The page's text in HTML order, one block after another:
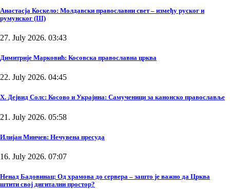
Анастасја Коскело: Молдавски православни свет – између руског и
румунског (III)
27. July 2026. 03:43
Димитрије Марковић: Косовска православна црква
22. July 2026. 04:45
Х. Дејвид Солс: Косово и Украјина: Самученици за канонско православље
21. July 2026. 05:58
Илијан Минчев: Нечувена пресуда
16. July 2026. 07:07
Ненад Бадовинац: Од храмова до сервера – зашто је важно да Црква
штити свој дигитални простор?